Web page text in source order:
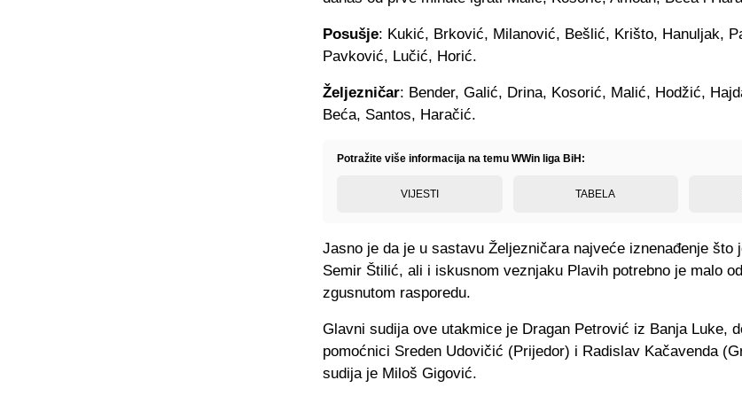
Posušje: Kukić, Brković, Milanović, Bešlić, Krišto, Hanuljak,
Pavković, Lučić, Horić.
Željezničar: Bender, Galić, Drina, Kosorić, Malić, Hodžić,
Beća, Santos, Haračić.
Potražite više informacija na temu WWin liga BiH:
VIJESTI TABELA
Jasno je da je u sastavu Željezničara najveće iznenađenje što
Semir Štilić, ali i iskusnom veznjaku Plavih potrebno je malo
zgusnutom rasporedu.
Glavni sudija ove utakmice je Dragan Petrović iz Banja Luke,
pomoćnici Sreden Udovičić (Prijedor) i Radislav Kačavenda
sudija je Miloš Gigović.